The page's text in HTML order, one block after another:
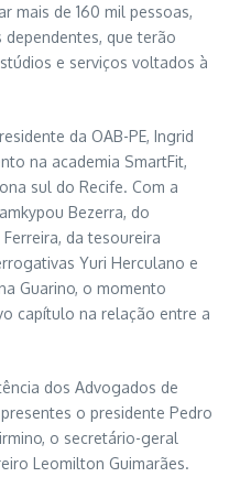
mais de 160 mil pessoas,
dependentes, que terão
e serviços voltados à
da OAB-PE, Ingrid
na academia SmartFit,
sul do Recife. Com a
Bezerra, do
da tesoureira
Yuri Herculano e
Guarino, o momento
capítulo na relação entre a
dos Advogados de
o presidente Pedro
o secretário-geral
Leomilton Guimarães.